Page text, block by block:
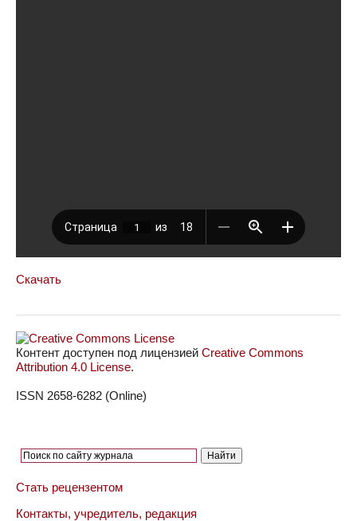
Скачать
Контент доступен под лицензией Creative Commons
Attribution 4.0 License.
ISSN 2658-6282 (Online)
Стать рецензентом
Контакты, учредитель, редакция